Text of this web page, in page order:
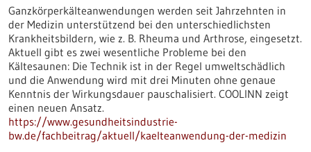
Ganzkörperkälteanwendungen werden seit Jahrzehnten in
der Medizin unterstützend bei den unterschiedlichsten
Krankheitsbildern, wie z. B. Rheuma und Arthrose, eingesetzt.
Aktuell gibt es zwei wesentliche Probleme bei den
Kältesaunen: Die Technik ist in der Regel umweltschädlich
und die Anwendung wird mit drei Minuten ohne genaue
Kenntnis der Wirkungsdauer pauschalisiert. COOLINN zeigt
einen neuen Ansatz.
https://www.gesundheitsindustrie-
bw.de/fachbeitrag/aktuell/kaelteanwendung-der-medizin